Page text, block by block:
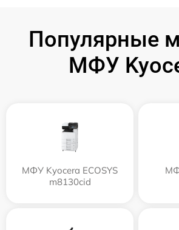
Популярные
МФУ
МФУ Kyocera ECOSYS
m8130cid